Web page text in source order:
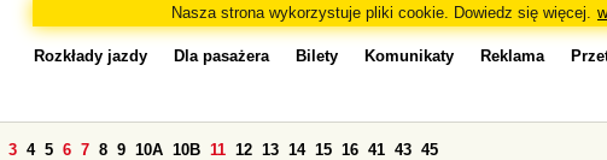
Nasza strona wykorzystuje pliki cookie. Dowiedz się więcej.
Rozkłady jazdy Dla pasażera Bilety Komunikaty Reklama
3 4 5 6 7 8 9 10A 10B 11 12 13 14 15 16 41 43 45